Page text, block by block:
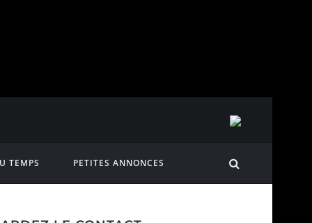
TEMPS PETITES ANNONCES